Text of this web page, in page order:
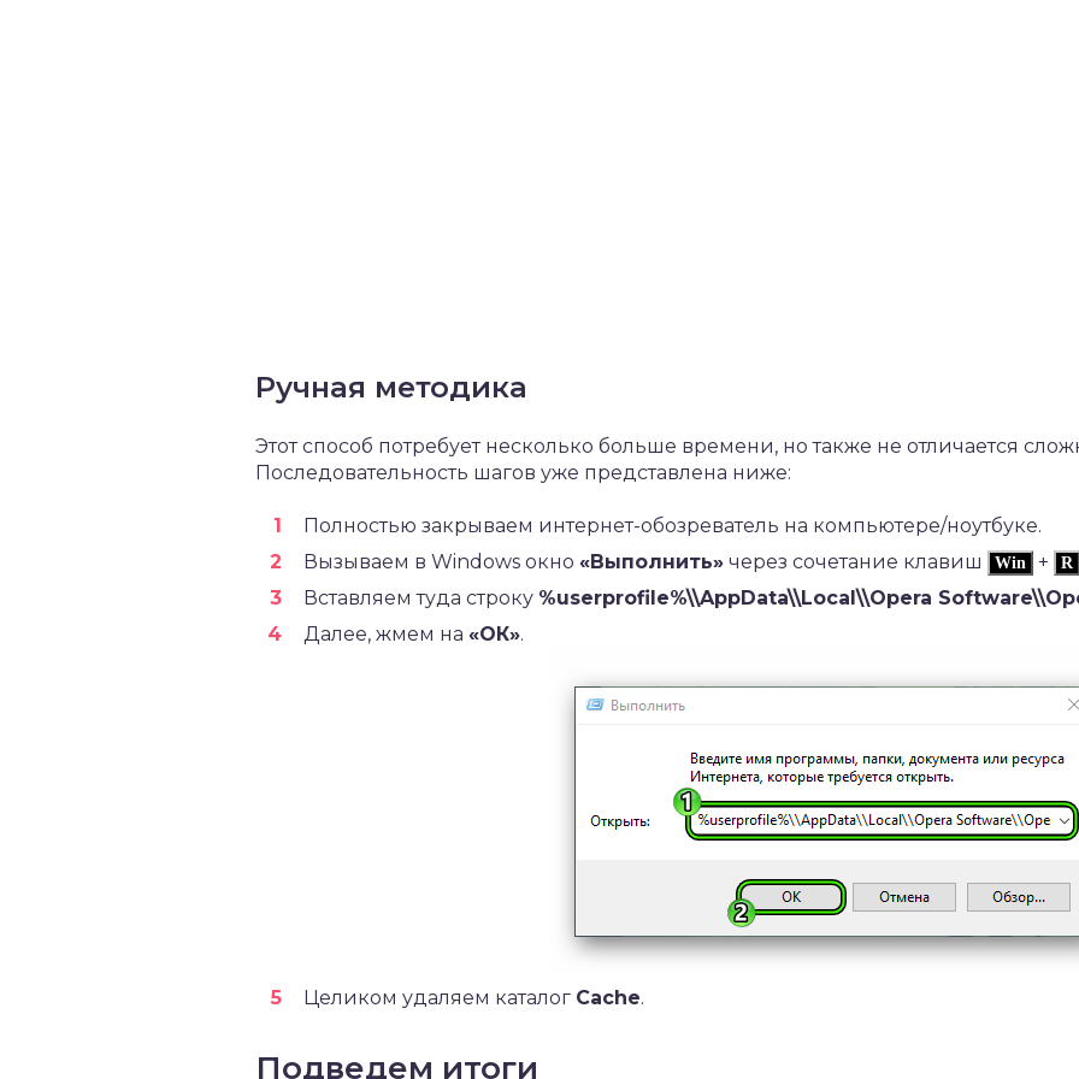
Ручная методика
Этот способ потребует несколько больше времени, но также не отличается
Последовательность шагов уже представлена ниже:
Полностью закрываем интернет-обозреватель на компьютере/ноутбуке.
Вызываем в Windows окно «Выполнить» через сочетание клавиш Win + R
Вставляем туда строку %userprofile%\\AppData\\Local\\Opera
Далее, жмем на «ОК».
Целиком удаляем каталог Cache.
Подведем итоги